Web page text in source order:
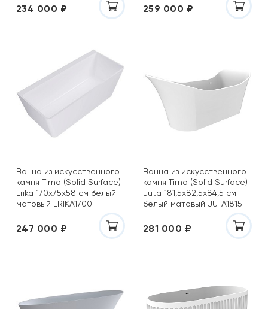
234 000 ₽ 259 000 ₽
Ванна из искусственного
камня Timo (Solid Surface)
Erika 170х75х58 см белый
матовый ERIKA1700
247 000 ₽
Ванна из искусственного
камня Timo (Solid Surface)
Juta 181,5x82,5х84,5 см
белый матовый JUTA1815
281 000 ₽